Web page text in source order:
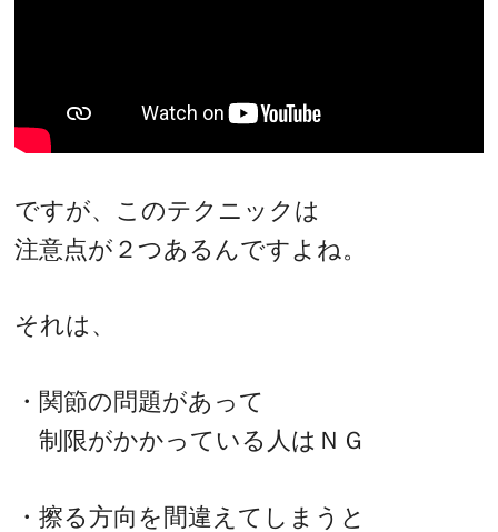
ですが、このテクニックは
注意点が２つあるんですよね。
それは、
・関節の問題があって
制限がかかっている人はＮＧ
・擦る方向を間違えてしまうと